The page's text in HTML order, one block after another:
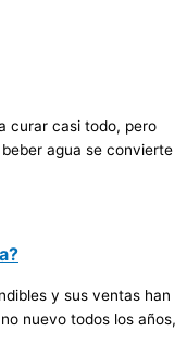
curar casi todo, pero
agua se convierte
y sus ventas han
nuevo todos los años,